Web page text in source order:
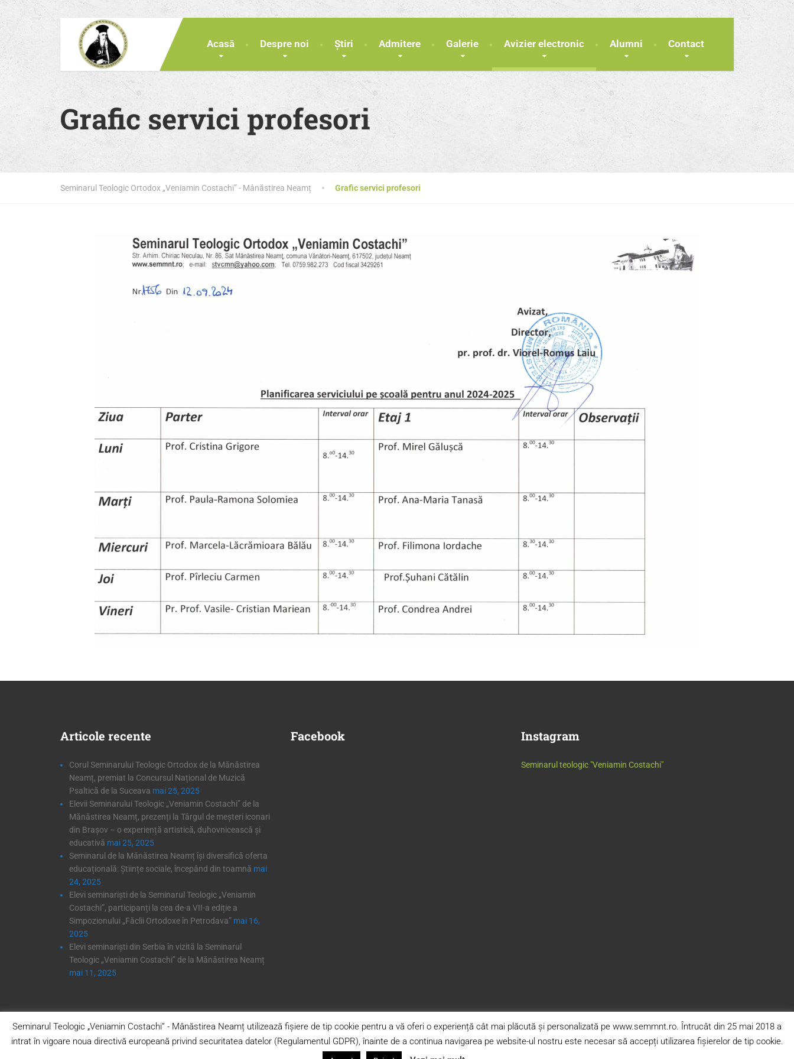
Acasă Despre noi Știri Admitere Galerie Avizier electronic Alumni Contact
Grafic servici profesori
Seminarul Teologic Ortodox „Veniamin Costachi” - Mânăstirea Neamț Grafic servici profesori
Articole recente
Corul Seminarului Teologic Ortodox de la Mănăstirea
Neamț, premiat la Concursul Național de Muzică
Psaltică de la Suceava mai 25, 2025
Elevii Seminarului Teologic „Veniamin Costachi” de la
Mănăstirea Neamț, prezenți la Târgul de meșteri iconari
din Brașov – o experiență artistică, duhovnicească și
educativă mai 25, 2025
Seminarul de la Mănăstirea Neamț își diversifică oferta
educațională: Științe sociale, începând din toamnă mai
24, 2025
Elevi seminariști de la Seminarul Teologic „Veniamin
Costachi”, participanți la cea de-a VII-a ediție a
Simpozionului „Făclii Ortodoxe în Petrodava” mai 16,
2025
Elevi seminariști din Serbia în vizită la Seminarul
Teologic „Veniamin Costachi” de la Mănăstirea Neamț
mai 11, 2025
Facebook Instagram
Seminarul teologic "Veniamin Costachi"
© 2024 S.T.O. „Veniamin Costachi” - Mânăstirea Neamț.
Seminarul Teologic „Veniamin Costachi” - Mânăstirea Neamț utilizează fișiere de tip cookie pentru a vă oferi o experiență cât mai plăcută și personalizată pe www.semmnt.ro. Întrucât din 25 mai 2018 a
intrat în vigoare noua directivă europeană privind securitatea datelor (Regulamentul GDPR), înainte de a continua navigarea pe website-ul nostru este necesar să accepți utilizarea fișierelor de tip cookie.